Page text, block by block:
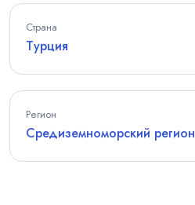
Страна
Турция
Регион
Средиземноморский регион